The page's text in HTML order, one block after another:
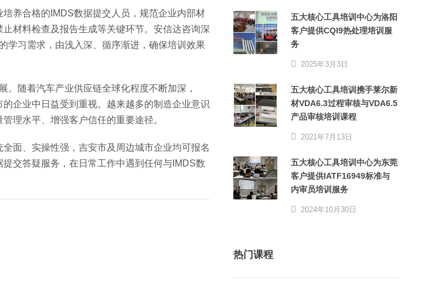
养合格的IMDS数据提交人员，规范企业内部材
材料检查及报告生成等关键环节。安信达咨询深
学习需求，由浅入深、循序渐进，确保培训效果
随着汽车产业供应链全球化程度不断加深，
企业中日益受到重视。越来越多的制造企业意识
理水平、增强客户信任的重要途径。
面、实操性强，吉安市及周边城市企业均可报名
交答疑服务，在日常工作中遇到任何与IMDS数
五大核心工具培训中心为洛阳
客户提供CQI9热处理培训服
务
2025年3月3日
五大核心工具培训携手莱尔新
材VDA6.3过程审核与VDA6.5
产品审核培训课程
2021年7月13日
五大核心工具培训中心为东莞
客户提供IATF16949标准与
内审员培训服务
2024年10月30日
热门课程